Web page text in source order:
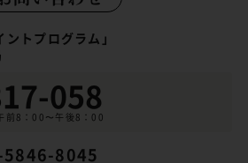
ントプログラム」
058
前8：00〜午後8：00
8045